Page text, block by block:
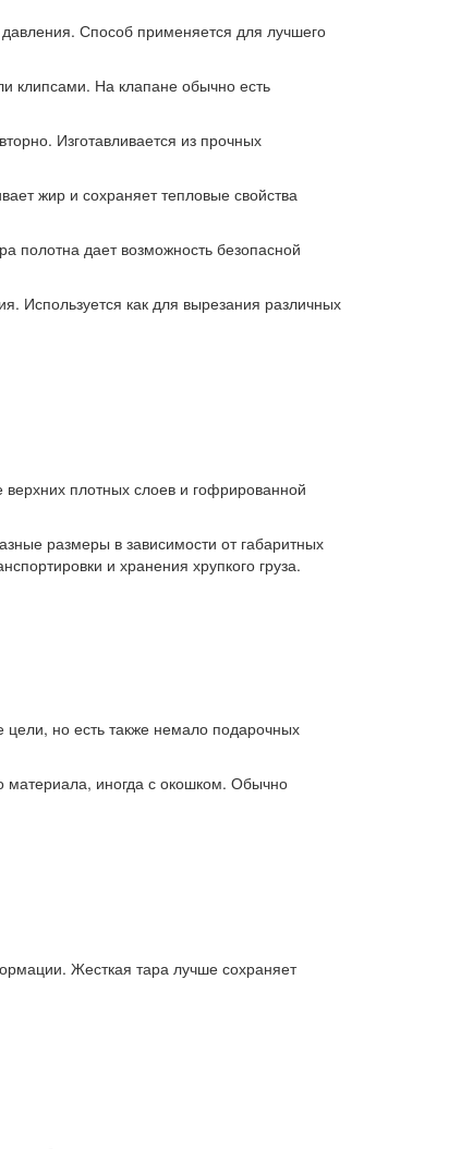
Способ применяется для лучшего
клипсами. На клапане обычно есть
Изготавливается из прочных
жир и сохраняет тепловые свойства
полотна дает возможность безопасной
Используется как для вырезания различных
плотных слоев и гофрированной
размеры в зависимости от габаритных
и хранения хрупкого груза.
но есть также немало подарочных
материала, иногда с окошком. Обычно
Жесткая тара лучше сохраняет